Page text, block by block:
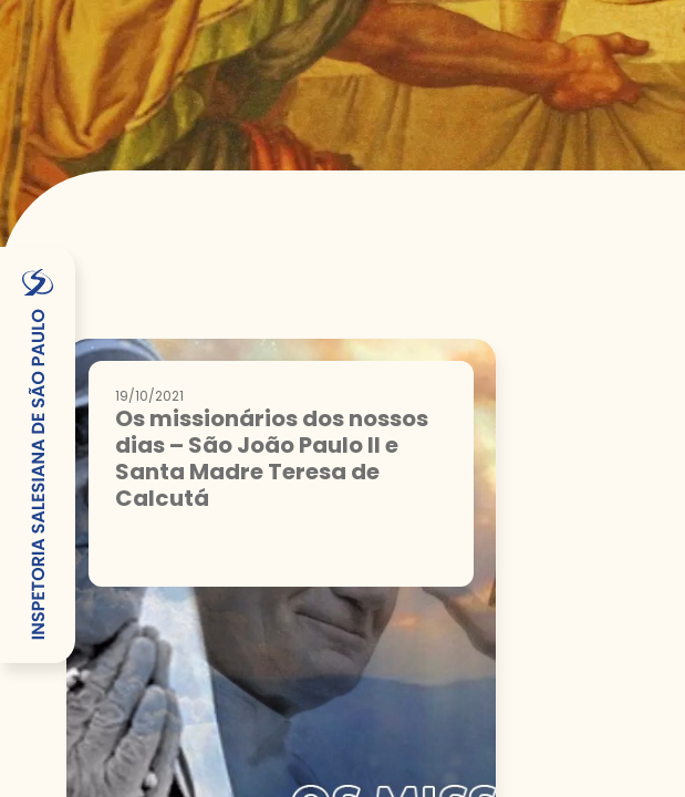
19/10/2021
Os missionários dos nossos
dias – São João Paulo II e
Santa Madre Teresa de
Calcutá